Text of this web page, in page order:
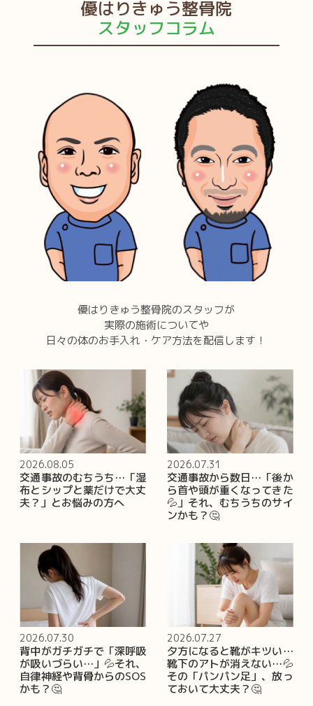
優はりきゅう整骨院
スタッフコラム
優はりきゅう整骨院のスタッフが
実際の施術についてや
日々の体のお手入れ・ケア方法を配信します！
2026.08.05
交通事故のむちうち…「湿
布とシップと薬だけで大丈
夫？」とお悩みの方へ
2026.07.31
交通事故から数日…「後か
ら首や頭が重くなってきた
💦」それ、むちうちのサイ
ンかも？🤔
2026.07.30
背中がガチガチで「深呼吸
が吸いづらい…」💦それ、
自律神経や背骨からのSOS
かも？🤔
2026.07.27
夕方になると靴がキツい…
靴下のアトが消えない…💦
その「パンパン足」、放っ
ておいて大丈夫？🤔